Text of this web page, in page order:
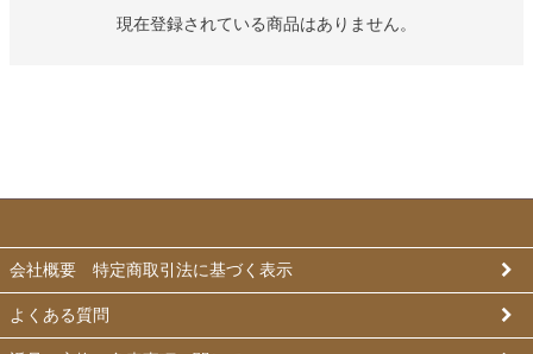
現在登録されている商品はありません。
会社概要 特定商取引法に基づく表示
よくある質問